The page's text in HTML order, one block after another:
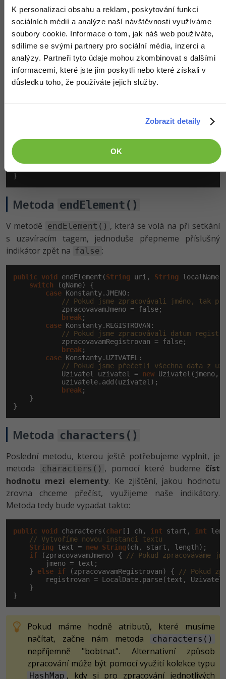
K personalizaci obsahu a reklam, poskytování funkcí
sociálních médií a analýze naší návštěvnosti využíváme
soubory cookie. Informace o tom, jak náš web používáte,
sdílíme se svými partnery pro sociální média, inzerci a
analýzy. Partneři tyto údaje mohou zkombinovat s dalšími
informacemi, které jste jim poskytli nebo které získali v
důsledku toho, že používáte jejich služby.
Zobrazit detaily
OK
zpracovávaného elementu. Abychom zjistili, který
element se zrovna zpracovává, použijeme jednoduchý
switch
public void startElement( String uri, String
switch (qName) {
case Konstanty.UZIVATEL:
// Věk uživatele získáme z atributu
vek =
case Konstanty.JMENO:
            zpracovavamJmeno = true;
// Pro zpracování data registrace si
            zpracovavamRegistrovan = true;
}
Metoda endElement()
V metodě endElement() , která se volá na při setkání
s uzavíracím tagem, jednoduše přepneme příslušný
indikátor zpět na false :
public void endElement(String uri, String
switch (qName) {
case Konstanty.JMENO:
// Pokud jsme zpracovávali jméno, tak
            zpracovavamJmeno = false;
break;
case Konstanty.REGISTROVAN:
// Pokud jsme zpracovávali datum
            zpracovavamRegistrovan = false;
break;
case Konstanty.UZIVATEL:
// Pokud jsme přečetli všechna data z
            Uzivatel uzivatel =
new Uzivatel(jmeno,
            uzivatele.add(uzivatel);
break;
    }
}
Metoda characters()
Poslední metodu, kterou ještě potřebujeme vyplnit, je
metoda
characters() , pomocí které budeme číst
hodnotu mezi elementy. Ke zjištění, jakou hodnotu
zrovna chceme přečíst, využijeme naše indikátory.
Metoda tedy bude vypadat takto:
public void characters(char [] ch, int start, int
// Vytvoříme novou instanci textu
String text = new String(ch, start, length);
if (zpracovavamJmeno) {
// Pokud zpracováváme
        jmeno = text;
    }
else if (zpracovavamRegistrovan) {
// Pokud
registrovan = LocalDate.parse(text,
    }
}
Pokud máme hodně atributů, které musíme
načítat, začne nám metoda
characters()
nepříjemně "bobtnat". Alternativní způsob
zpracování může být pomocí využití kolekce typu
HashMap , kdy si pro zpracování jednotlivých